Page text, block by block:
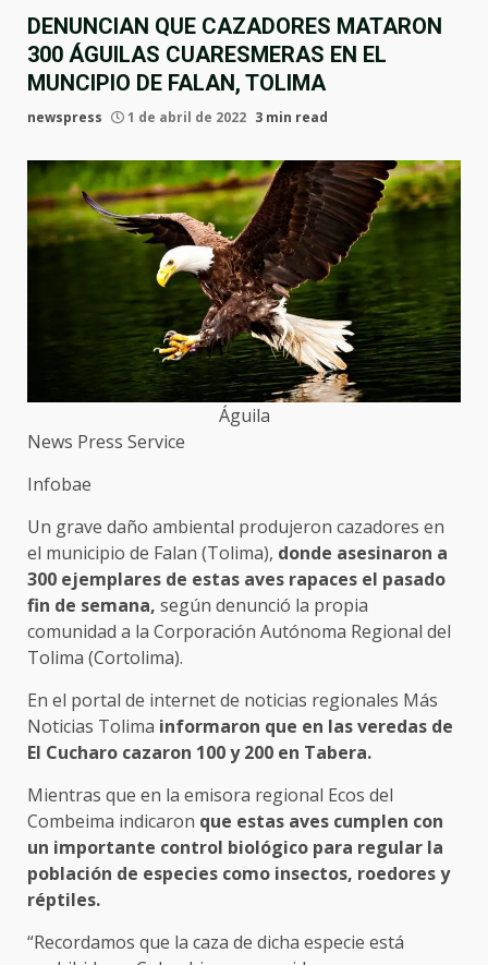
DENUNCIAN QUE CAZADORES MATARON
300 ÁGUILAS CUARESMERAS EN EL
MUNCIPIO DE FALAN, TOLIMA
newspress 1 de abril de 2022 3 min read
Águila
News Press Service
Infobae
Un grave daño ambiental produjeron cazadores en
el municipio de Falan (Tolima), donde asesinaron a
300 ejemplares de estas aves rapaces el pasado
fin de semana, según denunció la propia
comunidad a la Corporación Autónoma Regional del
Tolima (Cortolima).
En el portal de internet de noticias regionales Más
Noticias Tolima informaron que en las veredas de
El Cucharo cazaron 100 y 200 en Tabera.
Mientras que en la emisora regional Ecos del
Combeima indicaron que estas aves cumplen con
un importante control biológico para regular la
población de especies como insectos, roedores y
réptiles.
“Recordamos que la caza de dicha especie está